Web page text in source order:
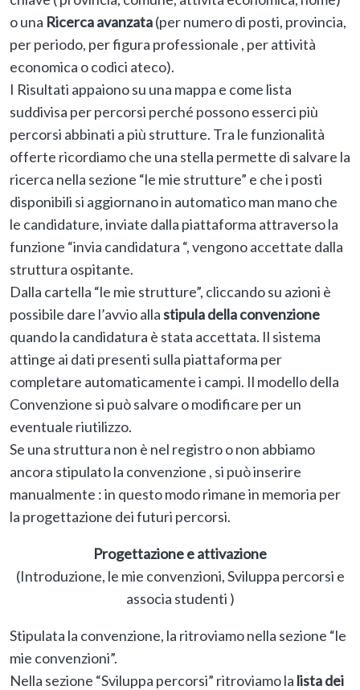
o una Ricerca avanzata(per numero di posti, provincia,
per periodo, per figura professionale , per attività
economica o codici ateco).
I Risultati appaiono su una mappa e come lista
suddivisa per percorsi perché possono esserci più
percorsi abbinati a più strutture. Tra le funzionalità
offerte ricordiamo che una stella permette di salvare la
ricerca nella sezione “le mie strutture” e che i posti
disponibili si aggiornano in automatico man mano che
le candidature, inviate dalla piattaforma attraverso la
funzione “invia candidatura “, vengono accettate dalla
struttura ospitante.
Dalla cartella “le mie strutture”, cliccando su azioni è
possibile dare l’avvio allastipula della convenzione
quando la candidatura è stata accettata. Il sistema
attinge ai dati presenti sulla piattaforma per
completare automaticamente i campi. Il modello della
Convenzione si può salvare o modificare per un
eventuale riutilizzo.
Se una struttura non è nel registro o non abbiamo
ancora stipulato la convenzione , si può inserire
manualmente : in questo modo rimane in memoria per
la progettazione dei futuri percorsi.
Progettazione e attivazione
(Introduzione, le mie convenzioni, Sviluppa percorsi e
associa studenti )
Stipulata la convenzione, la ritroviamo nella sezione “le
mie convenzioni”.
Nella sezione “Sviluppa percorsi” ritroviamo la lista dei